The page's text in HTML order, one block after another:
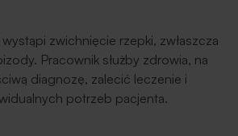
zwichnięcie rzepki, zwłaszcza
Pracownik służby zdrowia, na
diagnozę, zalecić leczenie i
potrzeb pacjenta.